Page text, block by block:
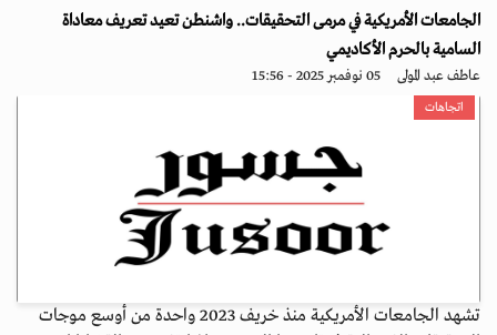
الجامعات الأمريكية في مرمى التحقيقات.. واشنطن تعيد تعريف معاداة
السامية بالحرم الأكاديمي
عاطف عبد المولى 05 نوفمبر 2025 - 15:56
اتجاهات
تشهد الجامعات الأمريكية منذ خريف 2023 واحدة من أوسع موجات